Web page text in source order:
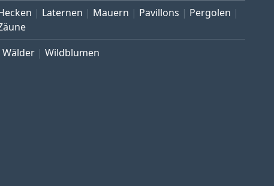
Laternen Mauern Pavillons
Pergolen
Wälder Wildblumen